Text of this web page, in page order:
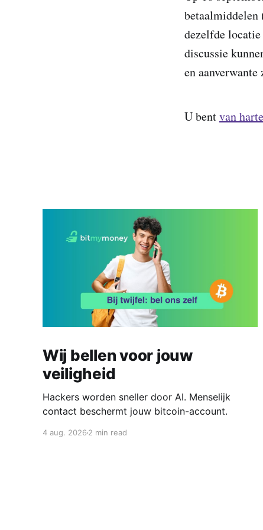
betaalmiddelen
dezelfde
discussie
en aanverwante
U bentvan
Wij bellen voor jouw
veiligheid
Hackers worden sneller door AI. Menselijk
contact beschermt jouw bitcoin-account.
4 aug. 2026 2 min read